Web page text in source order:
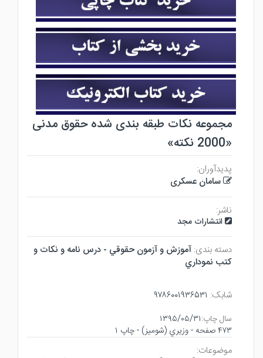
مجموعه نکات طبقه بندی شده حقوق مدنی
«2000 نکته»
پدیدآوران:
سامان عسکری
ناشر:
انتشارات مجد
دسته بندی: آموزش و آزمون حقوقي - درس نامه و نكات و
كتب نموداري
شابک: ۹۷۸۶۰۰۱۹۳۶۵۳۱
سال چاپ:۱۳۹۵/۰۵/۳۱
۴۷۳ صفحه - وزيري (شوميز) - چاپ ۱
موضوعات: